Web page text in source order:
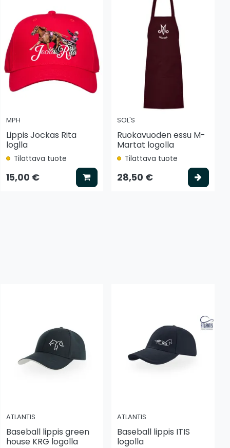
vaihtoehto
MPH
Lippis Jockas Rita
loglla
Tilattava tuote
15,00 € Lisää koriin
SOL'S
Ruokavuoden essu M-
Martat logolla
Tilattava tuote
28,50 €
ATLANTIS
Baseball lippis green
house KRG logolla
ATLANTIS
Baseball lippis ITIS
logolla